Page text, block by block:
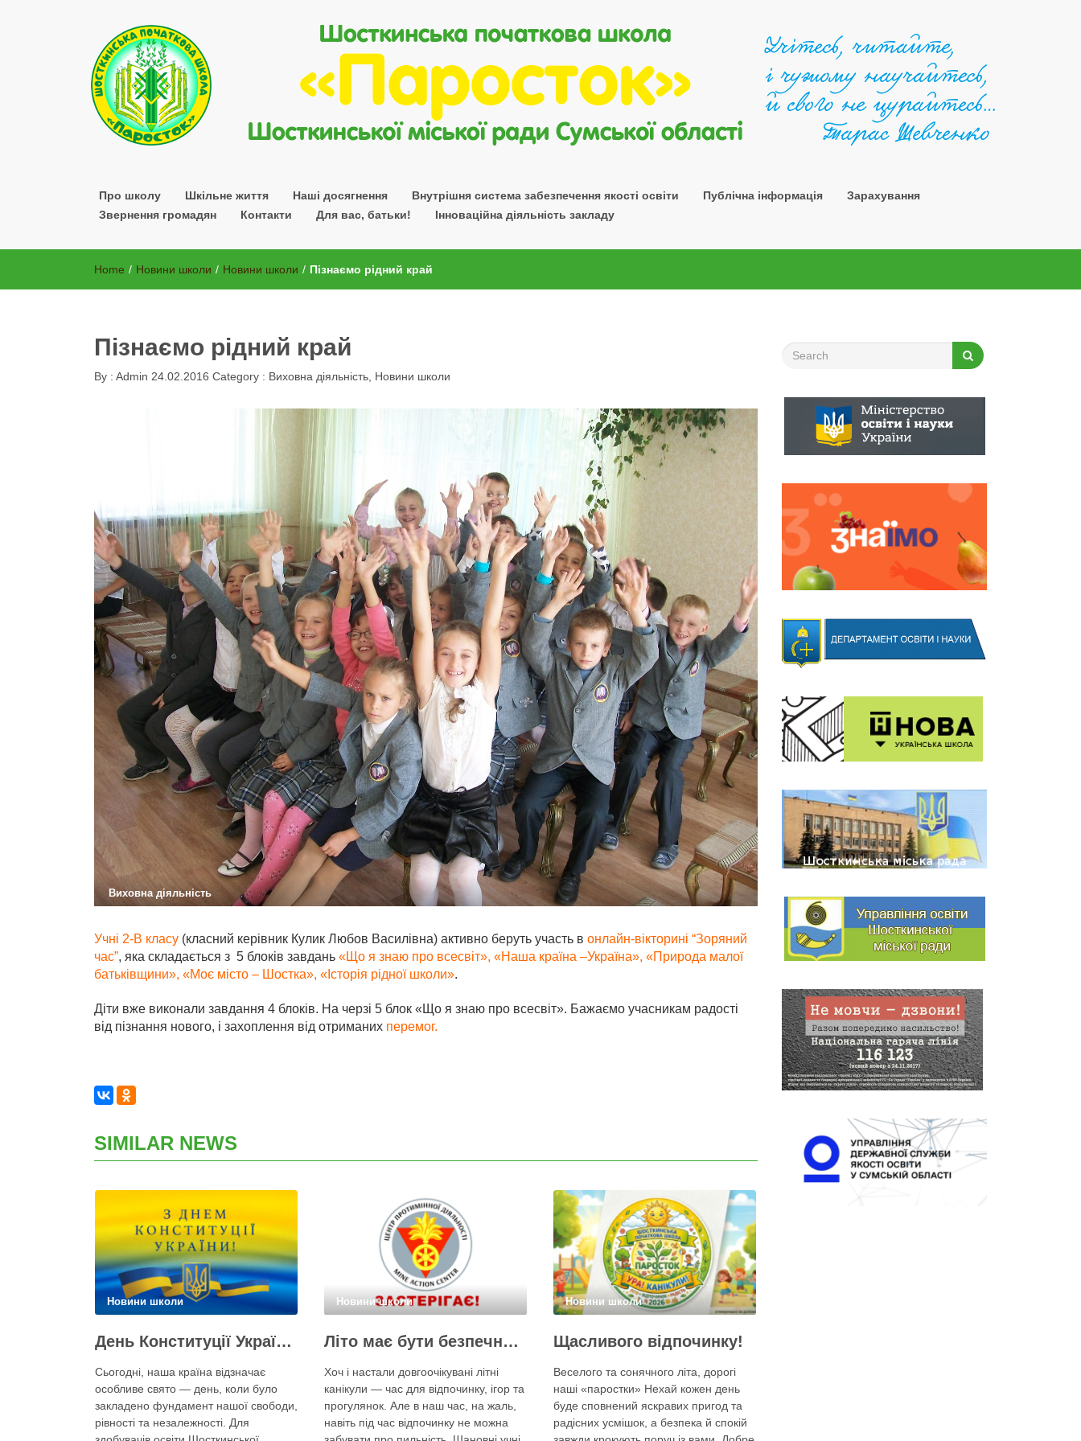
Про школу Шкільне життя Наші досягнення Внутрішня система забезпечення якості освіти Публічна інформація
Зарахування
Звернення громадян
Контакти Для вас, батьки! Інноваційна діяльність закладу
Home / Новини школи / Новини школи / Пізнаємо рідний край
Пізнаємо рідний край
By : Admin 24.02.2016 Category : Виховна діяльність Новини школи
Виховна діяльність
Учні 2-В класу (класний керівник Кулик Любов Василівна) активно беруть участь в онлайн-вікторині “Зоряний
час”, яка складається з 5 блоків завдань «Що я знаю про всесвіт», «Наша країна –Україна», «Природа малої
батьківщини», «Моє місто – Шостка», «Історія рідної школи».
Діти вже виконали завдання 4 блоків. На черзі 5 блок «Що я знаю про всесвіт». Бажаємо учасникам радості
від пізнання нового, і захоплення від отриманих перемог.
SIMILAR NEWS
Новини школи
День Конституції України!
Сьогодні, наша країна відзначає
особливе свято — день, коли було
закладено фундамент нашої свободи,
рівності та незалежності. Для
Новини школи
Літо має бути безпечним!
Хоч і настали довгоочікувані літні
канікули — час для відпочинку, ігор та
прогулянок. Але в наш час, на жаль,
навіть під час відпочинку не можна
Новини школи
Щасливого відпочинку!
Веселого та сонячного літа, дорогі
наші «паростки» Нехай кожен день
буде сповнений яскравих пригод та
радісних усмішок, а безпека й спокій